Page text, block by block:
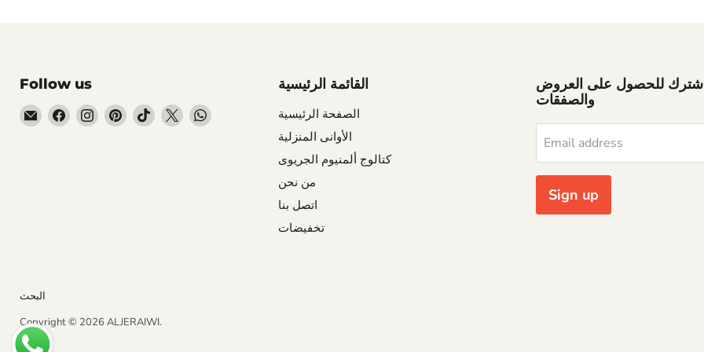
Follow us
EmailFind Find Find Find Find Find
القائمة الرئيسية
الصفحة الرئيسية
الأوانى المنزلية
كتالوج ألمنيوم الجريوى
من نحن
اتصل بنا
تخفيضات
اشترك للحصول على العروض
والصفقات
Email address
Sign up
البحث
Copyright © 2026 ALJERAIWI.